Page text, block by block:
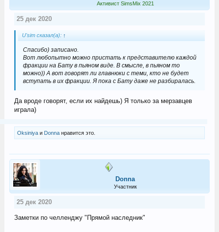
Активист SimsMix 2021
25 дек 2020
U'sim сказал(а): ↑
Спасибо) записано.
Вот любопытно можно пристать к представителю каждой
фракции на Бату в пьяном виде. В смысле, в пьяном то
можно)) А вот говорят ли главнюки с теми, кто не будет
вступать в их фракции. Я пока с Бату даже не разбиралась.
Да вроде говорят, если их найдешь) Я только за мерзавцев
играла)
Oksiniyaи Donnaнравится это.
Donna
Участник
25 дек 2020
Заметки по челленджу "Прямой наследник"